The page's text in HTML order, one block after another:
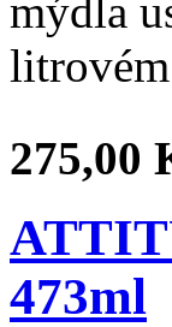
mýdla
275,00
473ml